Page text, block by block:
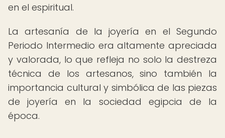
en el espiritual.
La artesanía de la joyería en el Segundo
Periodo Intermedio era altamente apreciada
y valorada, lo que refleja no solo la destreza
técnica de los artesanos, sino también la
importancia cultural y simbólica de las piezas
de joyería en la sociedad egipcia de la
época.